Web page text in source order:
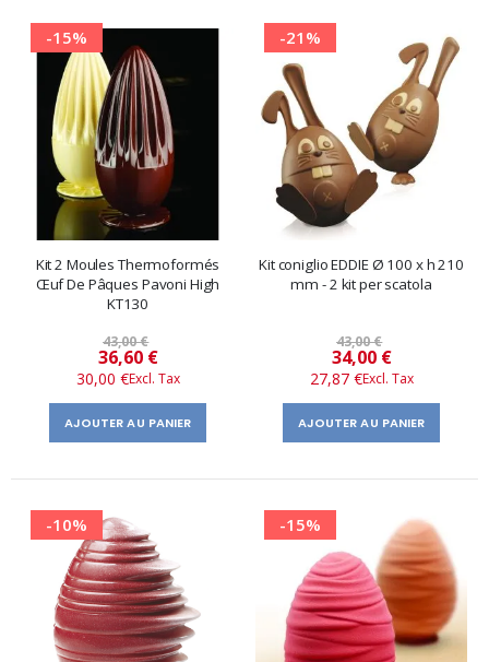
-15%
Kit 2 Moules Thermoformés
Œuf De Pâques Pavoni High
KT130
43,00 €
Prix
​​
spécial
36,60 €
30,00 €
AJOUTER AU PANIER
-21%
Kit coniglio EDDIE Ø 100 x h 210
mm - 2 kit per scatola
43,00 €
Prix
​​
spécial
34,00 €
27,87 €
AJOUTER AU PANIER
-10% -15%